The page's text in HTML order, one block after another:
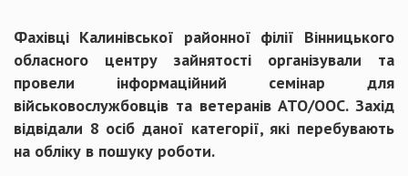
Фахівці Калинівської районної філії Вінницького
обласного центру зайнятості організували та
провели інформаційний семінар для
військовослужбовців та ветеранів АТО/ООС. Захід
відвідали 8 осіб даної категорії, які перебувають
на обліку в пошуку роботи.